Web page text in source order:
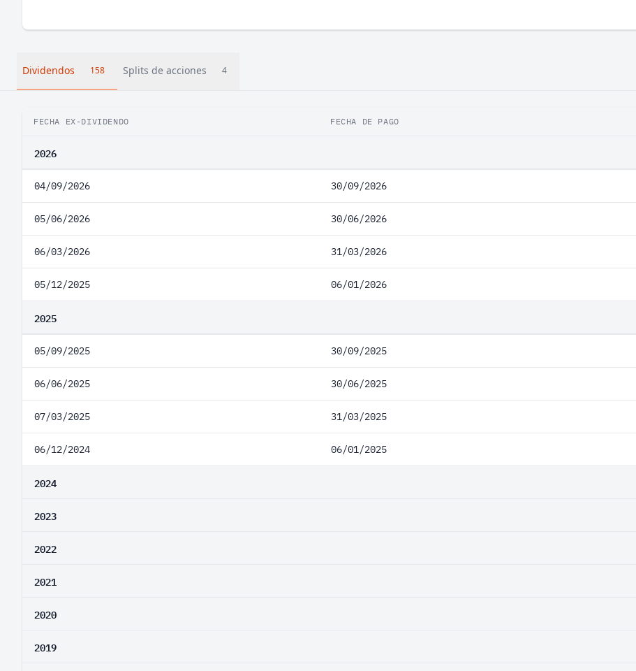
Dividendos 158 Splits de acciones 4
FECHA EX-DIVIDENDO FECHA DE PAGO
2026
04/09/2026 30/09/2026
05/06/2026 30/06/2026
06/03/2026 31/03/2026
05/12/2025 06/01/2026
2025
05/09/2025 30/09/2025
06/06/2025 30/06/2025
07/03/2025 31/03/2025
06/12/2024 06/01/2025
2024
2023
2022
2021
2020
2019